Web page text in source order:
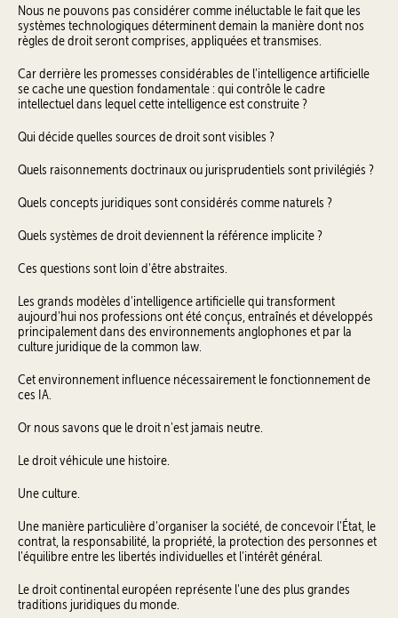
Nous ne pouvons pas considérer comme inéluctable le fait que les
systèmes technologiques déterminent demain la manière dont nos
règles de droit seront comprises, appliquées et transmises.
Car derrière les promesses considérables de l'intelligence artificielle
se cache une question fondamentale : qui contrôle le cadre
intellectuel dans lequel cette intelligence est construite ?
Qui décide quelles sources de droit sont visibles ?
Quels raisonnements doctrinaux ou jurisprudentiels sont privilégiés ?
Quels concepts juridiques sont considérés comme naturels ?
Quels systèmes de droit deviennent la référence implicite ?
Ces questions sont loin d'être abstraites.
Les grands modèles d'intelligence artificielle qui transforment
aujourd'hui nos professions ont été conçus, entraînés et développés
principalement dans des environnements anglophones et par la
culture juridique de la common law.
Cet environnement influence nécessairement le fonctionnement de
ces IA.
Or nous savons que le droit n'est jamais neutre.
Le droit véhicule une histoire.
Une culture.
Une manière particulière d'organiser la société, de concevoir l'État, le
contrat, la responsabilité, la propriété, la protection des personnes et
l'équilibre entre les libertés individuelles et l'intérêt général.
Le droit continental européen représente l'une des plus grandes
traditions juridiques du monde.